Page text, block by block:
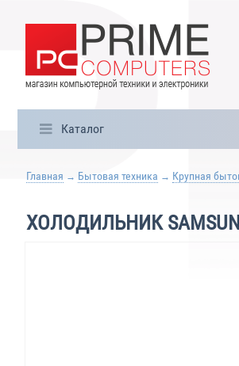
Каталог
Главная Бытовая техника Крупная
ХОЛОДИЛЬНИК